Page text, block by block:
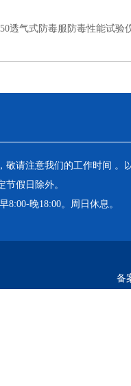
透气式防毒服防毒性能试验
敬请注意我们的工作时间 。
节假日除外。
8:00-晚18:00。周日休息。
备